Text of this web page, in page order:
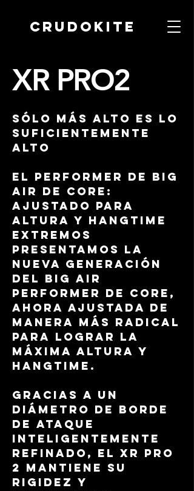
CRUDOKITE
XR PRO2
SÓLO MÁS ALTO ES LO
SUFICIENTEMENTE
ALTO
El Performer de Big
Air de CORE:
Ajustado para
Altura y Hangtime
Extremos
Presentamos la
nueva generación
del Big Air
Performer de CORE,
ahora ajustada de
manera más radical
para lograr la
máxima altura y
hangtime.
Gracias a un
diámetro de borde
de ataque
inteligentemente
refinado, el XR Pro
2 mantiene su
rigidez y